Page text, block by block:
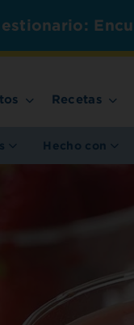
Recetas
Hecho con